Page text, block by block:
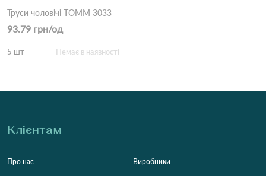
Труси чоловічі TOMM 3033
93.79 грн/од
5 шт Немає в наявності
Клієнтам
Про нас Виробники